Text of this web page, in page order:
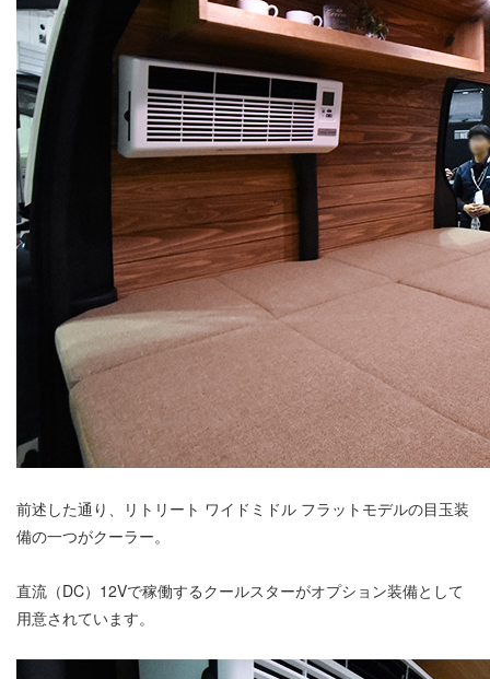
前述した通り、リトリート ワイドミドル フラットモデルの目玉装
備の一つがクーラー。
直流（DC）12Vで稼働するクールスターがオプション装備として
用意されています。